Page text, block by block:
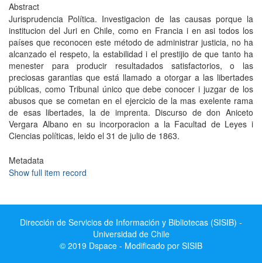
Abstract
Jurisprudencia Política. Investigacion de las causas porque la
institucion del Juri en Chile, como en Francia i en asi todos los
países que reconocen este método de administrar justicia, no ha
alcanzado el respeto, la estabilidad i el prestijio de que tanto ha
menester para producir resultadados satisfactorios, o las
preciosas garantias que está llamado a otorgar a las libertades
públicas, como Tribunal único que debe conocer i juzgar de los
abusos que se cometan en el ejercicio de la mas exelente rama
de esas libertades, la de imprenta. Discurso de don Aniceto
Vergara Albano en su incorporacion a la Facultad de Leyes i
Ciencias políticas, leido el 31 de julio de 1863.
Metadata
Show full item record
Dirección de Servicios de Información y Bibliotecas (SISIB) -
Universidad de Chile
© 2019 Dspace - Modificado por SISIB